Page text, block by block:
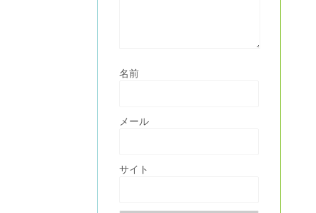
名前
メール
サイト